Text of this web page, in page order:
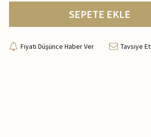
SEPETE EKLE
Fiyatı Düşünce Haber Ver Tavsiye Et